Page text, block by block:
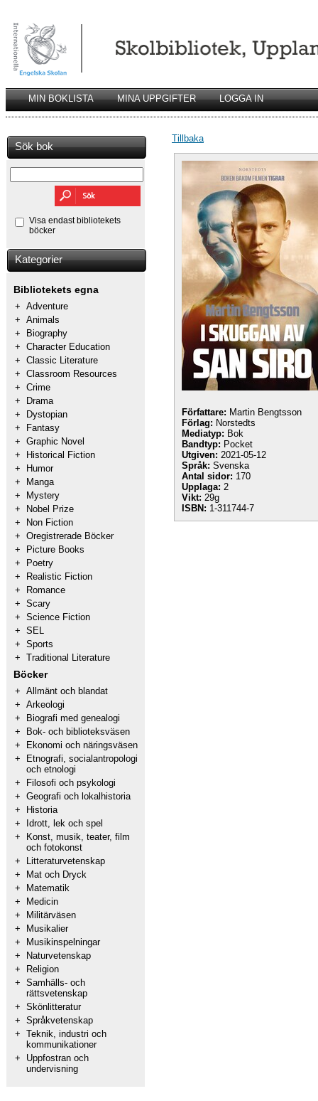
MIN BOKLISTA MINA UPPGIFTER LOGGA IN
Sök bok
Visa endast bibliotekets
böcker
Kategorier
Bibliotekets egna
+ Adventure
+ Animals
+
Biography
+ Character Education
+ Classic Literature
+ Classroom Resources
+ Crime
+
Drama
+
Dystopian
+
Fantasy
+ Graphic Novel
+
Historical Fiction
+
Humor
+
Manga
+
Mystery
+
Nobel Prize
+
Non Fiction
+ Oregistrerade Böcker
+
Picture Books
+
Poetry
+
Realistic Fiction
+
Romance
+ Scary
+ Science Fiction
+ SEL
+ Sports
+ Traditional Literature
Böcker
+ Allmänt och blandat
+ Arkeologi
+
Biografi med genealogi
+
Bok- och biblioteksväsen
+
Ekonomi och näringsväsen
+
Etnografi, socialantropologi
och etnologi
+
Filosofi och psykologi
+ Geografi och lokalhistoria
+
Historia
+
Idrott, lek och spel
+
Konst, musik, teater, film
och fotokonst
+
Litteraturvetenskap
+
Mat och Dryck
+
Matematik
+
Medicin
+
Militärväsen
+
Musikalier
+
Musikinspelningar
+
Naturvetenskap
+
Religion
+ Samhälls- och
rättsvetenskap
+ Skönlitteratur
+ Språkvetenskap
+ Teknik, industri och
kommunikationer
+
Uppfostran och
undervisning
Tillbaka
Författare: Martin Bengtsson
Förlag: Norstedts
Mediatyp: Bok
Bandtyp: Pocket
Utgiven: 2021-05-12
Språk: Svenska
Antal sidor: 170
Upplaga: 2
Vikt: 29g
ISBN: 1-311744-7